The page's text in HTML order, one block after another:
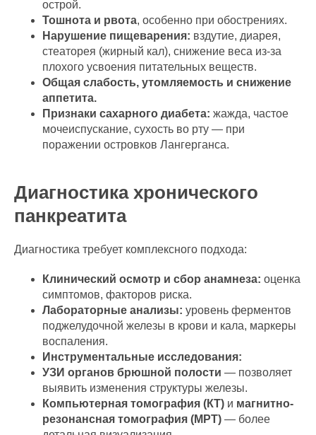
острой.
Тошнота и рвота, особенно при обострениях.
Нарушение пищеварения: вздутие, диарея,
стеаторея (жирный кал), снижение веса из-за
плохого усвоения питательных веществ.
Общая слабость, утомляемость и снижение
аппетита.
Признаки сахарного диабета: жажда, частое
мочеиспускание, сухость во рту — при
поражении островков Лангерганса.
Диагностика хронического
панкреатита
Диагностика требует комплексного подхода:
Клинический осмотр и сбор анамнеза: оценка
симптомов, факторов риска.
Лабораторные анализы: уровень ферментов
поджелудочной железы в крови и кала, маркеры
воспаления.
Инструментальные исследования:
УЗИ органов брюшной полости — позволяет
выявить изменения структуры железы.
Компьютерная томография (КТ) и магнитно-
резонансная томография (МРТ) — более